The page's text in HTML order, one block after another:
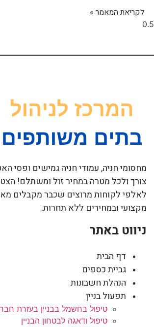
לקריאת המאמר »
מחסומי חניה, עמודי חניה גמישים ופסי
צורך ולכל מטרה במחיר זול ומשתלם!
לאלפי לקוחות מרוצים שכבר מקבלים
מקצועי ובמחירים ללא תחרות.
ניווט באתר
דף הבית
גביית כספים
הנהלת חשבונות
תפעול בניין
טיפול בחשמל בבניין בעזרת
טיפול ודאגה לבטחון הבניין